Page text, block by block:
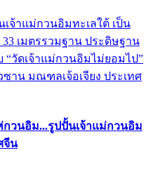
จ้าแม่กวนอิมทะเลใต้ เป็น
เมตรรวมฐาน ประดิษฐาน
วัดเจ้าแม่กวนอิมไม่ยอมไป”
ซาน มณฑลเจ้อเจียง ประเทศ
กวนอิม...รูปปั้นเจ้าแม่กวนอิม
จีน